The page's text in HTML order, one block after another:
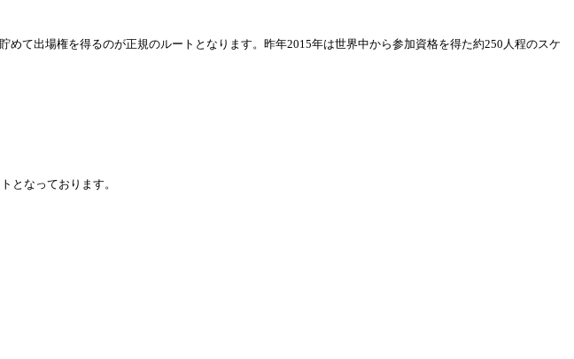
めて出場権を得るのが正規のルートとなります。昨年2015年は世界中から参加資格を得た約250 人程のスケ
となっております。